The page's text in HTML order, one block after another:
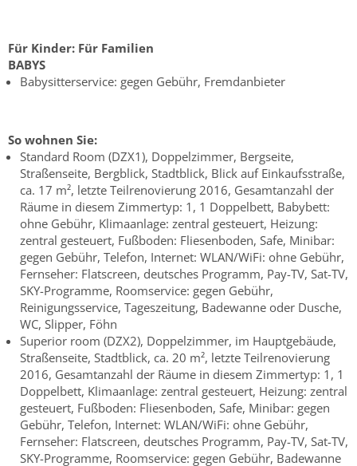
Für Kinder: Für Familien
BABYS
Babysitterservice: gegen Gebühr, Fremdanbieter
So wohnen Sie:
Standard Room (DZX1), Doppelzimmer, Bergseite,
Straßenseite, Bergblick, Stadtblick, Blick auf Einkaufsstraße,
ca. 17 m², letzte Teilrenovierung 2016, Gesamtanzahl der
Räume in diesem Zimmertyp: 1, 1 Doppelbett, Babybett:
ohne Gebühr, Klimaanlage: zentral gesteuert, Heizung:
zentral gesteuert, Fußboden: Fliesenboden, Safe, Minibar:
gegen Gebühr, Telefon, Internet: WLAN/WiFi: ohne Gebühr,
Fernseher: Flatscreen, deutsches Programm, Pay-TV, Sat-TV,
SKY-Programme, Roomservice: gegen Gebühr,
Reinigungsservice, Tageszeitung, Badewanne oder Dusche,
WC, Slipper, Föhn
Superior room (DZX2), Doppelzimmer, im Hauptgebäude,
Straßenseite, Stadtblick, ca. 20 m², letzte Teilrenovierung
2016, Gesamtanzahl der Räume in diesem Zimmertyp: 1, 1
Doppelbett, Klimaanlage: zentral gesteuert, Heizung: zentral
gesteuert, Fußboden: Fliesenboden, Safe, Minibar: gegen
Gebühr, Telefon, Internet: WLAN/WiFi: ohne Gebühr,
Fernseher: Flatscreen, deutsches Programm, Pay-TV, Sat-TV,
SKY-Programme, Roomservice: gegen Gebühr, Badewanne